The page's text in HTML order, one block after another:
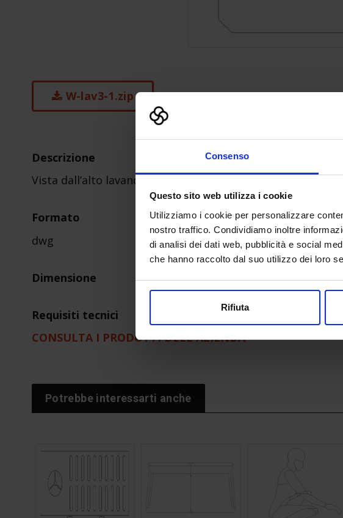
Consenso
Questo sito web utilizza i cookie
Utilizziamo i cookie per personalizzare
nostro traffico. Condividiamo inoltre
di analisi dei dati web, pubblicità e social
che hanno raccolto dal suo utilizzo dei loro
Rifiuta
W-lav3-1.zip
Descrizione
Vista dall’alto lavandino
Formato
dwg
Dimensione
Requisiti tecnici
CONSULTA I PRODOTTI DELL'AZIENDA
Potrebbe interessarti anche